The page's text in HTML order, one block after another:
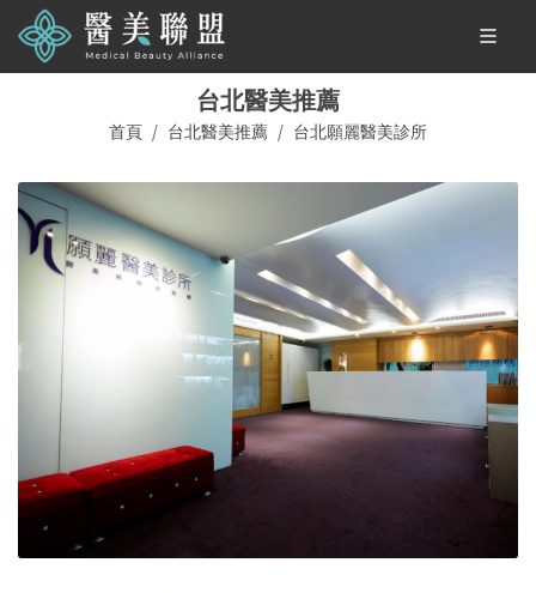
台北醫美推薦
首頁 台北醫美推薦 台北願麗醫美診所